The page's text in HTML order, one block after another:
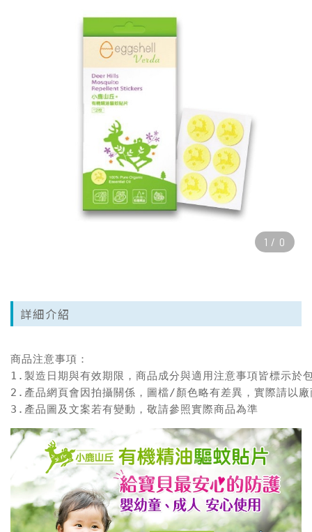
1 / 0
詳細介紹
商品注意事項：
1.製造日期與有效期限，商品成分與適用注意事項皆標示於
2.產品網頁會因拍攝關係，圖檔/顏色略有差異，實際請以
3.產品圖及文案若有變動，敬請參照實際商品為準